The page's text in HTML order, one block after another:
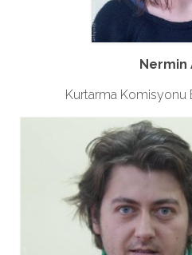
Nermin
Kurtarma Komisyonu